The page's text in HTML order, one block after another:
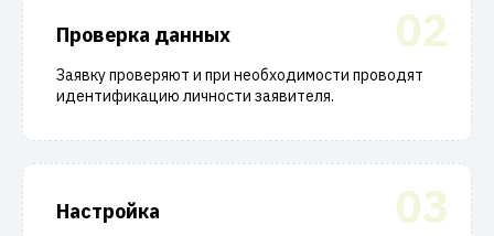
02
Проверка данных
Заявку проверяют и при необходимости проводят
идентификацию личности заявителя.
03
Настройка